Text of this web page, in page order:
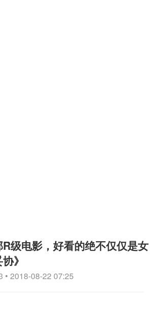
R级电影，好看的绝不仅仅是女
》
• 2018-08-22 07:25